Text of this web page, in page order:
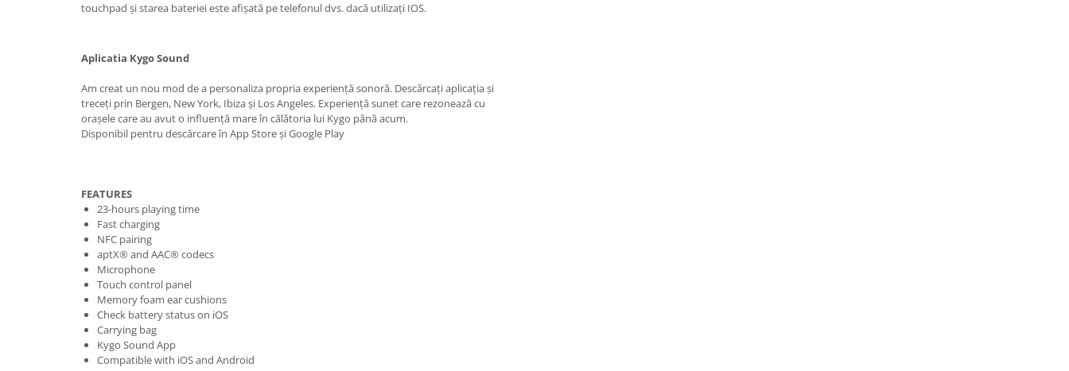
touchpad și starea bateriei este afișată pe telefonul dvs. dacă utilizați IOS.
Aplicatia Kygo Sound
Am creat un nou mod de a personaliza propria experiență sonoră. Descărcați aplicația și
treceți prin Bergen, New York, Ibiza și Los Angeles. Experiență sunet care rezonează cu
orașele care au avut o influență mare în călătoria lui Kygo până acum.
Disponibil pentru descărcare în App Store și Google Play
FEATURES
23-hours playing time
Fast charging
NFC pairing
aptX® and AAC® codecs
Microphone
Touch control panel
Memory foam ear cushions
Check battery status on iOS
Carrying bag
Kygo Sound App
Compatible with iOS and Android